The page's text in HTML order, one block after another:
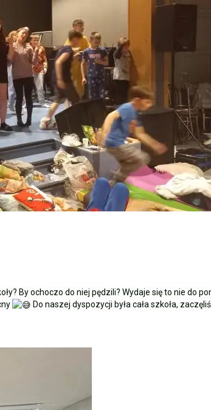
By ochoczo do niej pędzili? Wydaje się to nie do
Do naszej dyspozycji była cała szkoła,